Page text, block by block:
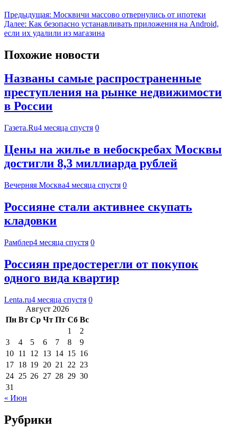
Предыдущая: Москвичи массово отвернулись от ипотеки
Далее: Как безопасно устанавливать приложения на Android,
если их удалили из магазина
Похожие новости
Названы самые распространенные
преступления на рынке недвижимости
в России
Газета.Ru4 месяца спустя 0
Цены на жилье в небоскребах Москвы
достигли 8,3 миллиарда рублей
Вечерняя Москва4 месяца спустя 0
Россияне стали активнее скупать
кладовки
Рамблер4 месяца спустя 0
Россиян предостерегли от покупок
одного вида квартир
Lenta.ru4 месяца спустя 0
Август 2026
Пн Вт Ср Чт Пт Сб Вс
1
2
3
4 5 6 7 8
9
10 11 12 13 14 15 16
17 18 19 20 21 22 23
24 25 26 27 28 29 30
31
« Июн
Рубрики